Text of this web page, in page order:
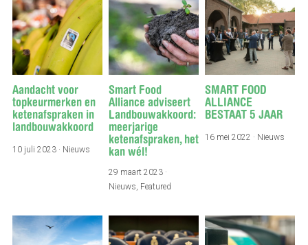
Aandacht voor
topkeurmerken en
ketenafspraken in
landbouwakkoord
10 juli 2023· Nieuws
Smart Food
Alliance adviseert
Landbouwakkoord:
meerjarige
ketenafspraken, het
kan wél!
29 maart 2023·
Nieuws, Featured
SMART FOOD
ALLIANCE
BESTAAT 5 JAAR
16 mei 2022 · Nieuws